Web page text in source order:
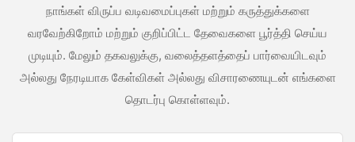
நாங்கள் விருப்ப வடிவமைப்புகள் மற்றும் கருத்துக்களை
வரவேற்கிறோம் மற்றும் குறிப்பிட்ட தேவைகளை பூர்த்தி செய்ய
முடியும். மேலும் தகவலுக்கு, வலைத்தளத்தைப் பார்வையிடவும்
அல்லது நேரடியாக கேள்விகள் அல்லது விசாரணையுடன் எங்களை
தொடர்பு கொள்ளவும்.